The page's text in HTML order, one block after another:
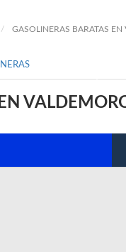
GASOLINERAS BARATAS